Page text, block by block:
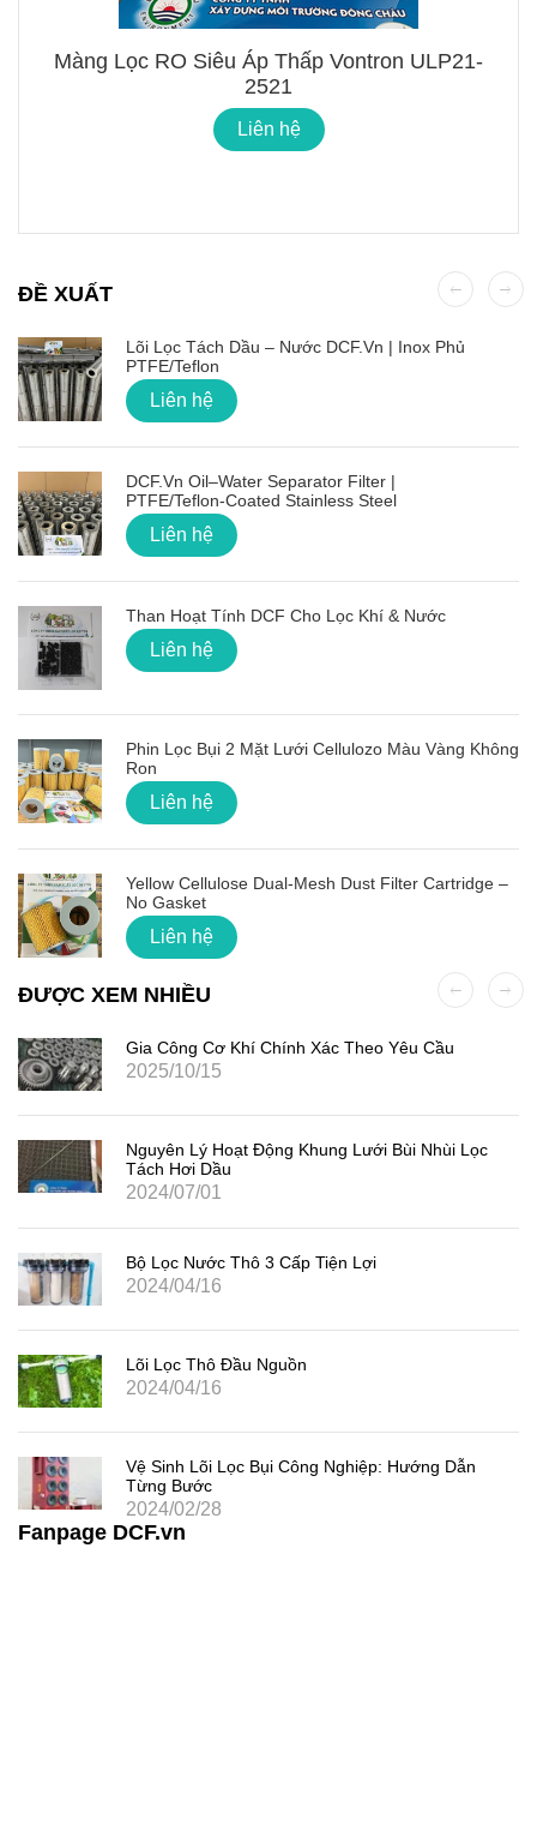
Màng Lọc RO Siêu Áp Thấp Vontron ULP21-
2521
Liên hệ
ĐỀ XUẤT
Lõi Lọc Tách Dầu – Nước DCF.vn | Inox Phủ
PTFE/Teflon
Liên hệ
DCF.vn Oil–Water Separator Filter |
PTFE/Teflon‑Coated Stainless Steel
Liên hệ
Than Hoạt Tính DCF Cho Lọc Khí & Nước
Liên hệ
Phin Lọc Bụi 2 Mặt Lưới Cellulozo Màu Vàng Không
Ron
Liên hệ
Yellow Cellulose Dual-Mesh Dust Filter Cartridge –
No Gasket
Liên hệ
ĐƯỢC XEM NHIỀU
Gia Công Cơ Khí Chính Xác Theo Yêu Cầu
2025/10/15
Nguyên Lý Hoạt Động Khung Lưới Bùi Nhùi Lọc
Tách Hơi Dầu
2024/07/01
Bộ Lọc Nước Thô 3 Cấp Tiện Lợi
2024/04/16
Lõi Lọc Thô Đầu Nguồn
2024/04/16
Vệ Sinh Lõi Lọc Bụi Công Nghiệp: Hướng Dẫn
Từng Bước
2024/02/28
Fanpage DCF.vn